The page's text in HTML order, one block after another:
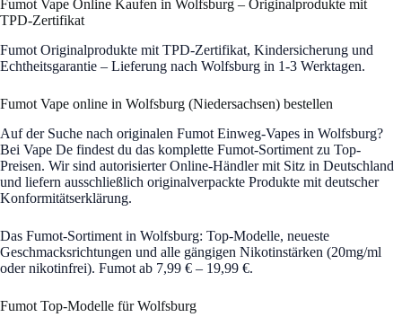
Fumot Vape Online Kaufen in Wolfsburg – Originalprodukte mit
TPD-Zertifikat
Fumot Originalprodukte mit TPD-Zertifikat, Kindersicherung und
Echtheitsgarantie – Lieferung nach Wolfsburg in 1-3 Werktagen.
Fumot Vape online in Wolfsburg (Niedersachsen) bestellen
Auf der Suche nach originalen Fumot Einweg-Vapes in Wolfsburg?
Bei Vape De findest du das komplette Fumot-Sortiment zu Top-
Preisen. Wir sind autorisierter Online-Händler mit Sitz in Deutschland
und liefern ausschließlich originalverpackte Produkte mit deutscher
Konformitätserklärung.
Das Fumot-Sortiment in Wolfsburg: Top-Modelle, neueste
Geschmacksrichtungen und alle gängigen Nikotinstärken (20mg/ml
oder nikotinfrei). Fumot ab 7,99 € – 19,99 €.
Fumot Top-Modelle für Wolfsburg